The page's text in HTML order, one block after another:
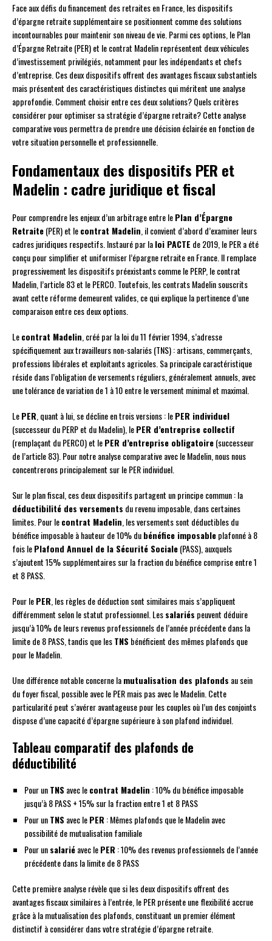
Face aux défis du financement des retraites en France, les dispositifs
d’épargne retraite supplémentaire se positionnent comme des solutions
incontournables pour maintenir son niveau de vie. Parmi ces options, le Plan
d’Épargne Retraite (PER) et le contrat Madelin représentent deux véhicules
d’investissement privilégiés, notamment pour les indépendants et chefs
d’entreprise. Ces deux dispositifs offrent des avantages fiscaux substantiels
mais présentent des caractéristiques distinctes qui méritent une analyse
approfondie. Comment choisir entre ces deux solutions? Quels critères
considérer pour optimiser sa stratégie d’épargne retraite? Cette analyse
comparative vous permettra de prendre une décision éclairée en fonction de
votre situation personnelle et professionnelle.
Fondamentaux des dispositifs PER et
Madelin : cadre juridique et fiscal
Pour comprendre les enjeux d’un arbitrage entre lePlan d’Épargne
Retraite(PER) et lecontrat Madelin , il convient d’abord d’examiner leurs
cadres juridiques respectifs. Instauré par laloi PACTE de 2019, le PER a été
conçu pour simplifier et uniformiser l’épargne retraite en France. Il remplace
progressivement les dispositifs préexistants comme le PERP, le contrat
Madelin, l’article 83 et le PERCO. Toutefois, les contrats Madelin souscrits
avant cette réforme demeurent valides, ce qui explique la pertinence d’une
comparaison entre ces deux options.
Lecontrat Madelin , créé par la loi du 11 février 1994, s’adresse
spécifiquement aux travailleurs non-salariés (TNS) : artisans, commerçants,
professions libérales et exploitants agricoles. Sa principale caractéristique
réside dans l’obligation de versements réguliers, généralement annuels, avec
une tolérance de variation de 1 à 10 entre le versement minimal et maximal.
LePER , quant à lui, se décline en trois versions : lePER individuel
(successeur du PERP et du Madelin), lePER d’entreprise collectif
(remplaçant du PERCO) et lePER d’entreprise obligatoire(successeur
de l’article 83). Pour notre analyse comparative avec le Madelin, nous nous
concentrerons principalement sur le PER individuel.
Sur le plan fiscal, ces deux dispositifs partagent un principe commun : la
déductibilité des versements du revenu imposable, dans certaines
limites. Pour lecontrat Madelin , les versements sont déductibles du
bénéfice imposable à hauteur de 10% dubénéfice imposableplafonné à 8
fois lePlafond Annuel de la Sécurité Sociale(PASS), auxquels
s’ajoutent 15% supplémentaires sur la fraction du bénéfice comprise entre 1
et 8 PASS.
Pour lePER , les règles de déduction sont similaires mais s’appliquent
différemment selon le statut professionnel. Lessalariés peuvent déduire
jusqu’à 10% de leurs revenus professionnels de l’année précédente dans la
limite de 8 PASS, tandis que lesTNS bénéficient des mêmes plafonds que
pour le Madelin.
Une différence notable concerne lamutualisation des plafonds au sein
du foyer fiscal, possible avec le PER mais pas avec le Madelin. Cette
particularité peut s’avérer avantageuse pour les couples où l’un des conjoints
dispose d’une capacité d’épargne supérieure à son plafond individuel.
Tableau comparatif des plafonds de
déductibilité
Pour unTNS avec lecontrat Madelin : 10% du bénéfice imposable
jusqu’à 8 PASS + 15% sur la fraction entre 1 et 8 PASS
Pour unTNS avec lePER : Mêmes plafonds que le Madelin avec
possibilité de mutualisation familiale
Pour unsalariéavec lePER : 10% des revenus professionnels de l’année
précédente dans la limite de 8 PASS
Cette première analyse révèle que si les deux dispositifs offrent des
avantages fiscaux similaires à l’entrée, le PER présente une flexibilité accrue
grâce à la mutualisation des plafonds, constituant un premier élément
distinctif à considérer dans votre stratégie d’épargne retraite.